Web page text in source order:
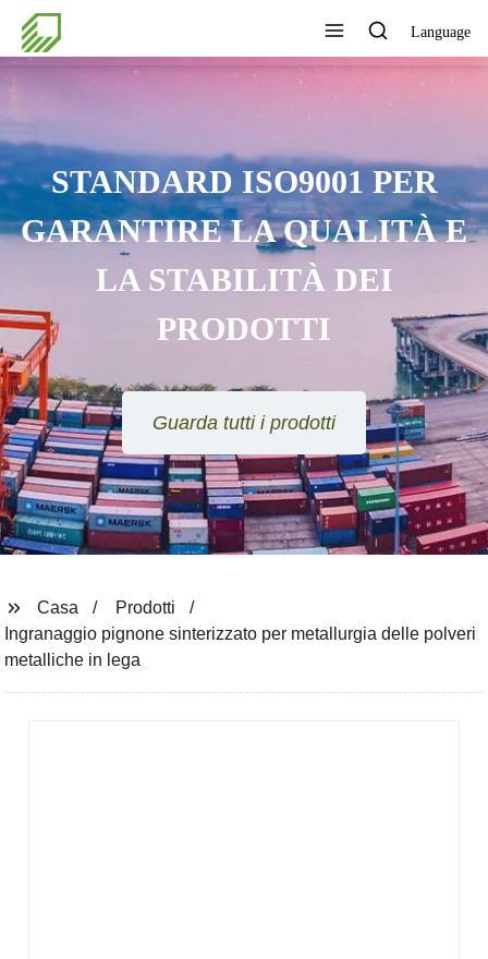
Language
STANDARD ISO9001 PER
GARANTIRE LA QUALITÀ E
LA STABILITÀ DEI
PRODOTTI
Guarda tutti i prodotti
Casa
Prodotti
Ingranaggio pignone sinterizzato per metallurgia delle polveri
metalliche in lega